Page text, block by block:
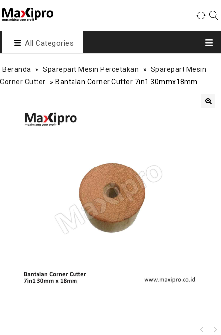
All Categories
Beranda » Sparepart Mesin Percetakan »
Sparepart Mesin
Corner Cutter
» Bantalan Corner Cutter 7in1 30mmx18mm